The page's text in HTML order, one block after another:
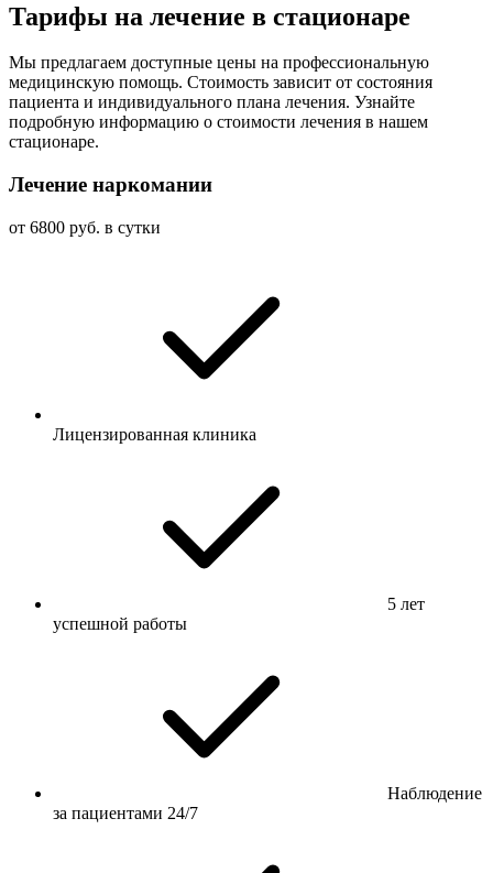
Тарифы на лечение в стационаре
Мы предлагаем доступные цены на профессиональную
медицинскую помощь. Стоимость зависит от состояния
пациента и индивидуального плана лечения. Узнайте
подробную информацию о стоимости лечения в нашем
стационаре.
Лечение наркомании
от 6800 руб. в сутки
Лицензированная клиника
5 лет
успешной работы
Наблюдение
за пациентами 24/7